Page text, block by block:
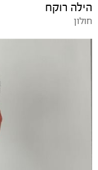
הילה רוקח
חולון